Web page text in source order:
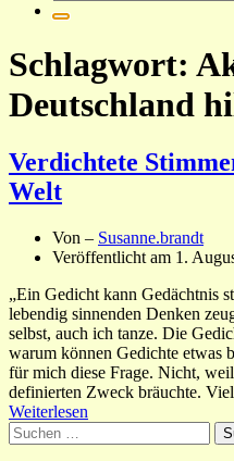
Schlagwort:
Deutschland
Verdichtete
Welt
Von – Susanne.brandt
Veröffentlicht am 1.
„Ein Gedicht kann Gedächtnis
lebendig sinnenden Denken
selbst, auch ich tanze. Die
warum können Gedichte etwas
für mich diese Frage. Nicht,
definierten Zweck bräuchte.
Weiterlesen
Suchen
nach: